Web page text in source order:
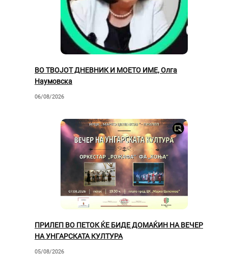
ВО ТВОЈОТ ДНЕВНИК И МОЕТО ИМЕ, Олга
Наумовска
06/08/2026
ПРИЛЕП ВО ПЕТОК ЌЕ БИДЕ ДОМАЌИН НА ВЕЧЕР
НА УНГАРСКАТА КУЛТУРА
05/08/2026